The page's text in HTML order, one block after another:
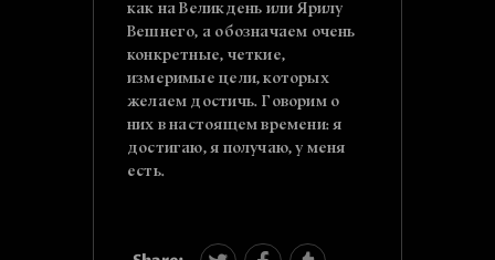
как на Великдень или Ярилу
Вешнего, а обозначаем очень
конкретные, четкие,
измеримые цели, которых
желаем достичь. Говорим о
них в настоящем времени: я
достигаю, я получаю, у меня
есть.